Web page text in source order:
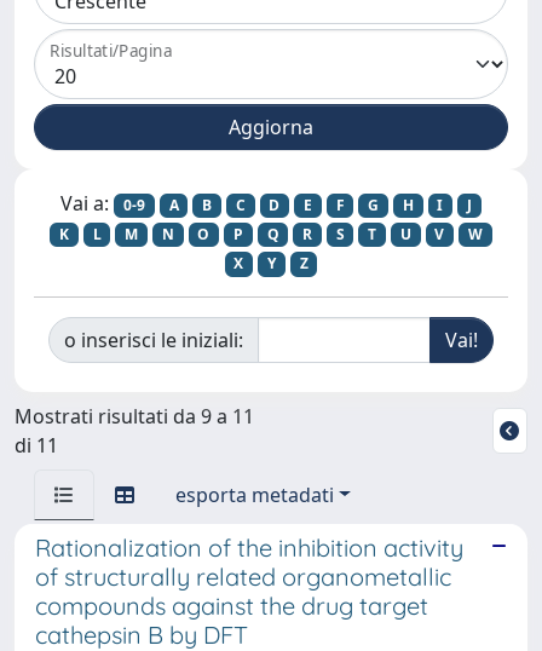
Risultati/Pagina
Vai a: 0-9 A B C D E F G H I
J
K
L M N O P Q R S T U V
W
X
Y Z
o inserisci le iniziali:
Mostrati risultati da 9 a 11
di 11
esporta metadati
Rationalization of the inhibition activity
of structurally related organometallic
compounds against the drug target
cathepsin B by DFT